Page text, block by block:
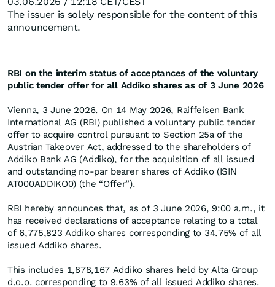
The issuer is solely responsible for the content of this
announcement.
RBI on the interim status of acceptances of the voluntary
public tender offer for all Addiko shares as of 3 June 2026
Vienna, 3 June 2026. On 14 May 2026, Raiffeisen Bank
International AG (RBI) published a voluntary public tender
offer to acquire control pursuant to Section 25a of the
Austrian Takeover Act, addressed to the shareholders of
Addiko Bank AG (Addiko), for the acquisition of all issued
and outstanding no-par bearer shares of Addiko (ISIN
AT000ADDIKO0) (the “Offer”).
RBI hereby announces that, as of 3 June 2026, 9:00 a.m., it
has received declarations of acceptance relating to a total
of 6,775,823 Addiko shares corresponding to 34.75% of all
issued Addiko shares.
This includes 1,878,167 Addiko shares held by Alta Group
d.o.o. corresponding to 9.63% of all issued Addiko shares.